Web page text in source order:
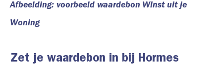
Afbeelding: voorbeeld waardebon Winst uit je
Woning
Zet je waardebon in bij Hormes